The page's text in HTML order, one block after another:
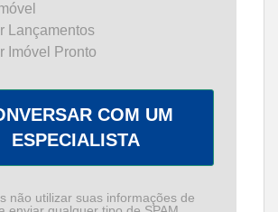
Lançamentos
Imóvel Pronto
COM UM
ESPECIALISTA
não utilizar suas informações de